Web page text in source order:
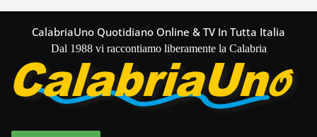
contenuto
CalabriaUno Quotidiano Online & TV In Tutta Italia
Dal 1988 vi raccontiamo liberamente la Calabria